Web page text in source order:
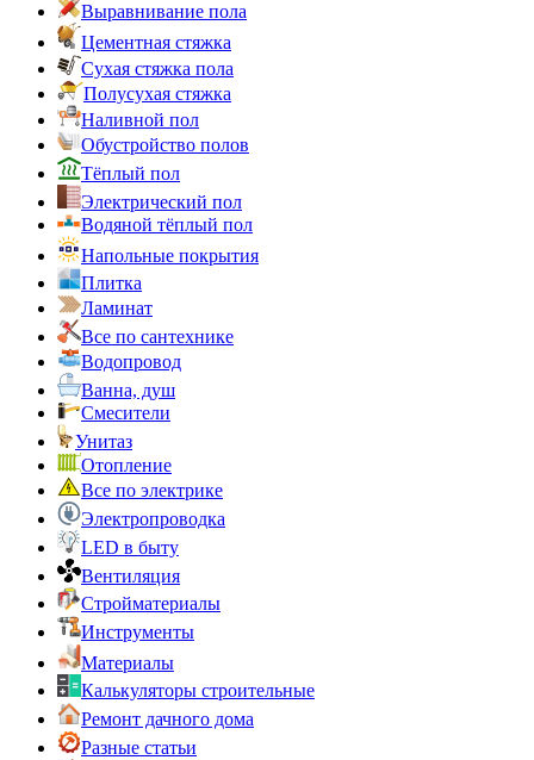
Выравнивание пола
Цементная стяжка
Сухая стяжка пола
Полусухая стяжка
Наливной пол
Обустройство полов
Тёплый пол
Электрический пол
Водяной тёплый пол
Напольные покрытия
Плитка
Ламинат
Все по сантехнике
Водопровод
Ванна, душ
Смесители
Унитаз
Отопление
Все по электрике
Электропроводка
LED в быту
Вентиляция
Стройматериалы
Инструменты
Материалы
Калькуляторы строительные
Ремонт дачного дома
Разные статьи